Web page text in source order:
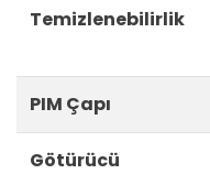
Temizlenebilirlik
PIM Çapı
Götürücü